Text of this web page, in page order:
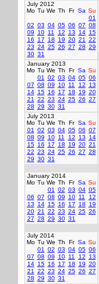
July 2012
Mo Tu We Th Fr Sa Su
01
02 03 04 05 06 07 08
09
10 11 12 13 14 15
16
17 18 19 20 21
22
23 24 25 26 27 28 29
30 31
January 2013
Mo Tu We Th Fr Sa Su
01
02 03 04 05 06
07 08 09 10 11 12
13
14 15 16 17 18 19 20
21
22 23 24 25 26 27
28 29 30 31
July 2013
Mo Tu We Th Fr Sa Su
01
02 03 04 05 06 07
08 09 10 11 12 13
14
15 16 17 18 19 20 21
22 23 24 25 26 27 28
29 30 31
January 2014
Mo Tu We Th Fr Sa Su
01
02 03 04 05
06 07 08 09 10 11
12
13
14 15 16 17 18
19
20 21 22 23 24 25 26
27 28 29 30 31
July 2014
Mo Tu We Th Fr Sa Su
01
02 03 04 05 06
07 08 09 10 11 12
13
14 15 16 17 18 19 20
21
22 23 24 25 26 27
28 29 30 31